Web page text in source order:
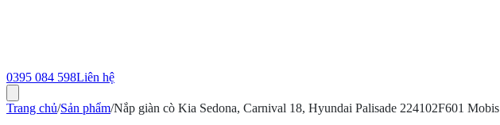
0395 084 598Liên hệ
Trang chủ/Sản phẩm/Nắp giàn cò Kia Sedona, Carnival 18, Hyundai Palisade 224102F601 Mobis